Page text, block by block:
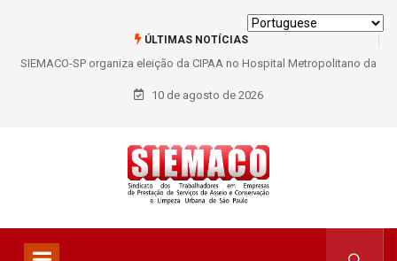
ÚLTIMAS NOTÍCIAS
SIEMACO-SP organiza eleição da CIPAA no Hospital Metropolitano da
Lapa e fortalece participação dos trabalhadores
10 de agosto de 2026